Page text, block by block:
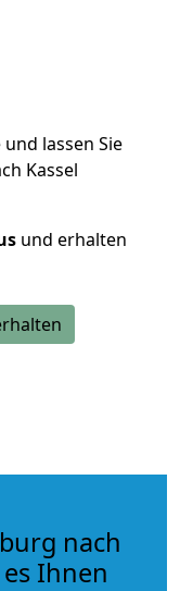
lassen Sie
Kassel
und erhalten
nach
Ihnen